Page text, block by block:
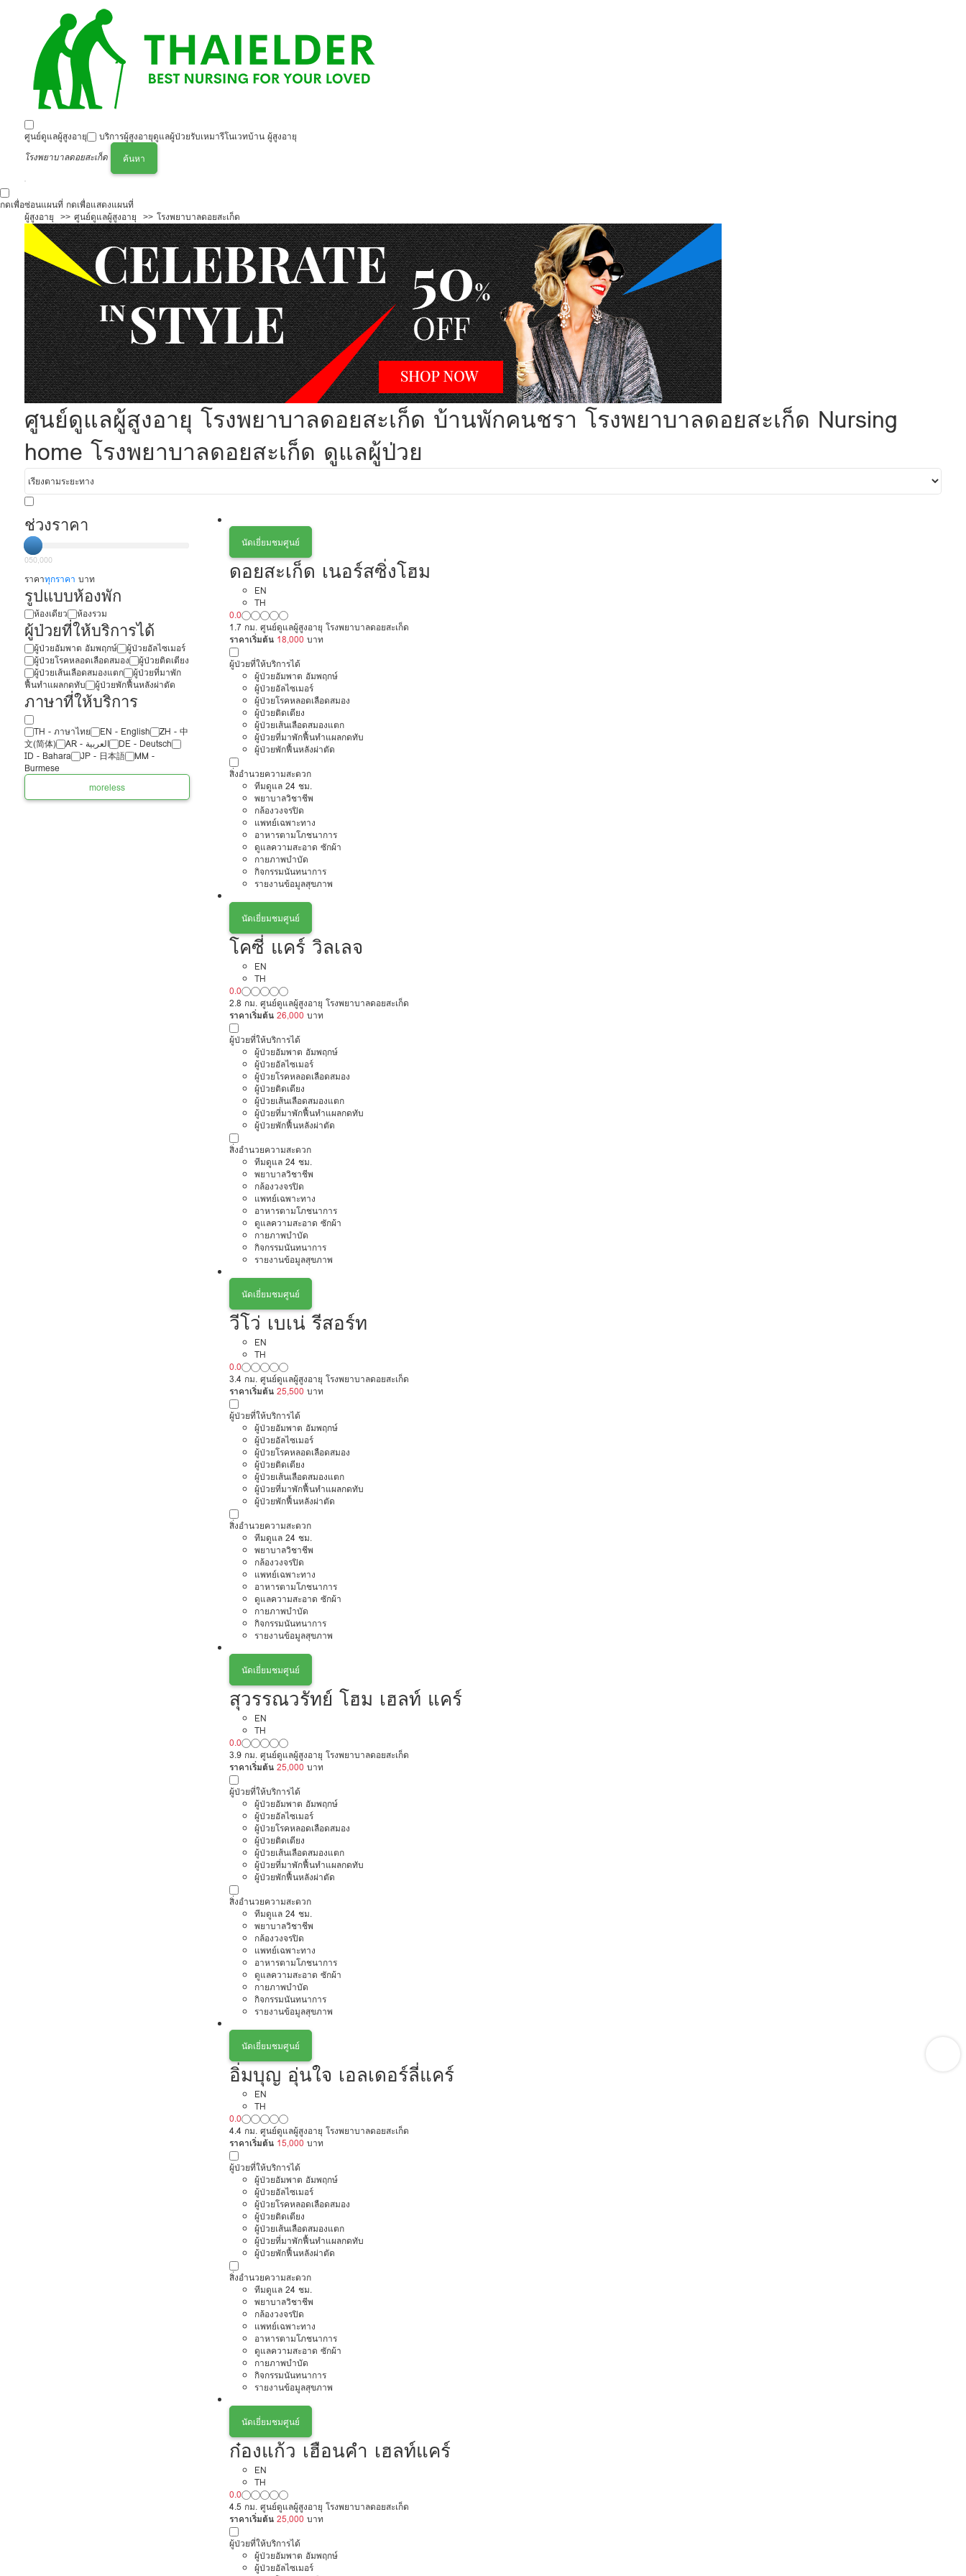
ศูนย์ดูแลผู้สูงอายุ บริการผู้สูงอายุดูแลผู้ป่วยรับเหมารีโนเวทบ้าน ผู้สูงอายุ
โรงพยาบาลดอยสะเก็ด
ค้นหา
กดเพื่อซ่อนแผนที่ กดเพื่อแสดงแผนที่
ผู้สูงอายุ
ศูนย์ดูแลผู้สูงอายุ โรงพยาบาลดอยสะเก็ด
ศูนย์ดูแลผู้สูงอายุ โรงพยาบาลดอยสะเก็ด บ้านพักคนชรา โรงพยาบาลดอยสะเก็ด Nursing
home โรงพยาบาลดอยสะเก็ด ดูแลผู้ป่วย
นัดเยี่ยมชมศูนย์
ดอยสะเก็ด เนอร์สซิ่งโฮม
EN
TH
0.0
1.7 กม. ศูนย์ดูแลผู้สูงอายุ โรงพยาบาลดอยสะเก็ด
ราคาเริ่มต้น 18,000 บาท
ผู้ป่วยที่ให้บริการได้
ผู้ป่วยอัมพาต อัมพฤกษ์
ผู้ป่วยอัลไซเมอร์
ผู้ป่วยโรคหลอดเลือดสมอง
ผู้ป่วยติดเตียง
ผู้ป่วยเส้นเลือดสมองแตก
ผู้ป่วยที่มาพักฟื้นทำแผลกดทับ
ผู้ป่วยพักฟื้นหลังผ่าตัด
สิ่งอำนวยความสะดวก
ทีมดูแล 24 ชม.
พยาบาลวิชาชีพ
กล้องวงจรปิด
แพทย์เฉพาะทาง
อาหารตามโภชนาการ
ดูแลความสะอาด ซักผ้า
กายภาพบำบัด
กิจกรรมนันทนาการ
รายงานข้อมูลสุขภาพ
นัดเยี่ยมชมศูนย์
โคซี่ แคร์ วิลเลจ
EN
TH
0.0
2.8 กม. ศูนย์ดูแลผู้สูงอายุ โรงพยาบาลดอยสะเก็ด
ราคาเริ่มต้น 26,000 บาท
ผู้ป่วยที่ให้บริการได้
ผู้ป่วยอัมพาต อัมพฤกษ์
ผู้ป่วยอัลไซเมอร์
ผู้ป่วยโรคหลอดเลือดสมอง
ผู้ป่วยติดเตียง
ผู้ป่วยเส้นเลือดสมองแตก
ผู้ป่วยที่มาพักฟื้นทำแผลกดทับ
ผู้ป่วยพักฟื้นหลังผ่าตัด
สิ่งอำนวยความสะดวก
ทีมดูแล 24 ชม.
พยาบาลวิชาชีพ
กล้องวงจรปิด
แพทย์เฉพาะทาง
อาหารตามโภชนาการ
ดูแลความสะอาด ซักผ้า
กายภาพบำบัด
กิจกรรมนันทนาการ
รายงานข้อมูลสุขภาพ
นัดเยี่ยมชมศูนย์
วีโว่ เบเน่ รีสอร์ท
EN
TH
0.0
3.4 กม. ศูนย์ดูแลผู้สูงอายุ โรงพยาบาลดอยสะเก็ด
ราคาเริ่มต้น 25,500 บาท
ผู้ป่วยที่ให้บริการได้
ผู้ป่วยอัมพาต อัมพฤกษ์
ผู้ป่วยอัลไซเมอร์
ผู้ป่วยโรคหลอดเลือดสมอง
ผู้ป่วยติดเตียง
ผู้ป่วยเส้นเลือดสมองแตก
ผู้ป่วยที่มาพักฟื้นทำแผลกดทับ
ผู้ป่วยพักฟื้นหลังผ่าตัด
สิ่งอำนวยความสะดวก
ทีมดูแล 24 ชม.
พยาบาลวิชาชีพ
กล้องวงจรปิด
แพทย์เฉพาะทาง
อาหารตามโภชนาการ
ดูแลความสะอาด ซักผ้า
กายภาพบำบัด
กิจกรรมนันทนาการ
รายงานข้อมูลสุขภาพ
นัดเยี่ยมชมศูนย์
สุวรรณวรัทย์ โฮม เฮลท์ แคร์
EN
TH
0.0
3.9 กม. ศูนย์ดูแลผู้สูงอายุ โรงพยาบาลดอยสะเก็ด
ราคาเริ่มต้น 25,000 บาท
ผู้ป่วยที่ให้บริการได้
ผู้ป่วยอัมพาต อัมพฤกษ์
ผู้ป่วยอัลไซเมอร์
ผู้ป่วยโรคหลอดเลือดสมอง
ผู้ป่วยติดเตียง
ผู้ป่วยเส้นเลือดสมองแตก
ผู้ป่วยที่มาพักฟื้นทำแผลกดทับ
ผู้ป่วยพักฟื้นหลังผ่าตัด
สิ่งอำนวยความสะดวก
ทีมดูแล 24 ชม.
พยาบาลวิชาชีพ
กล้องวงจรปิด
แพทย์เฉพาะทาง
อาหารตามโภชนาการ
ดูแลความสะอาด ซักผ้า
กายภาพบำบัด
กิจกรรมนันทนาการ
รายงานข้อมูลสุขภาพ
นัดเยี่ยมชมศูนย์
อิ่มบุญ อุ่นใจ เอลเดอร์ลี่แคร์
EN
TH
0.0
4.4 กม. ศูนย์ดูแลผู้สูงอายุ โรงพยาบาลดอยสะเก็ด
ราคาเริ่มต้น 15,000 บาท
ผู้ป่วยที่ให้บริการได้
ผู้ป่วยอัมพาต อัมพฤกษ์
ผู้ป่วยอัลไซเมอร์
ผู้ป่วยโรคหลอดเลือดสมอง
ผู้ป่วยติดเตียง
ผู้ป่วยเส้นเลือดสมองแตก
ผู้ป่วยที่มาพักฟื้นทำแผลกดทับ
ผู้ป่วยพักฟื้นหลังผ่าตัด
สิ่งอำนวยความสะดวก
ทีมดูแล 24 ชม.
พยาบาลวิชาชีพ
กล้องวงจรปิด
แพทย์เฉพาะทาง
อาหารตามโภชนาการ
ดูแลความสะอาด ซักผ้า
กายภาพบำบัด
กิจกรรมนันทนาการ
รายงานข้อมูลสุขภาพ
นัดเยี่ยมชมศูนย์
ก๋องแก้ว เฮือนคำ เฮลท์แคร์
EN
TH
0.0
4.5 กม. ศูนย์ดูแลผู้สูงอายุ โรงพยาบาลดอยสะเก็ด
ราคาเริ่มต้น 25,000 บาท
ผู้ป่วยที่ให้บริการได้
ผู้ป่วยอัมพาต อัมพฤกษ์
ผู้ป่วยอัลไซเมอร์
ช่วงราคา
050,000
ราคาทุกราคา บาท
รูปแบบห้องพัก
ห้องเดียว ห้องรวม
ผู้ป่วยที่ให้บริการได้
ผู้ป่วยอัมพาต อัมพฤกษ์
ผู้ป่วยอัลไซเมอร์
ผู้ป่วยโรคหลอดเลือดสมอง
ผู้ป่วยติดเตียง
ผู้ป่วยเส้นเลือดสมองแตก
ผู้ป่วยที่มาพัก
ฟื้นทำแผลกดทับ
ผู้ป่วยพักฟื้นหลังผ่าตัด
ภาษาที่ให้บริการ
TH - ‏ภาษาไทย EN - English
ZH - 中
文(简体)
‏AR - ‏العربية‏
DE - Deutsch
ID - Bahara
JP - 日本語
MM -
Burmese
moreless